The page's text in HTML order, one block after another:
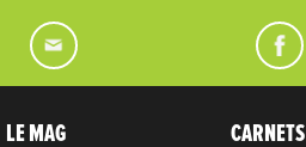
LE MAG CARNETS